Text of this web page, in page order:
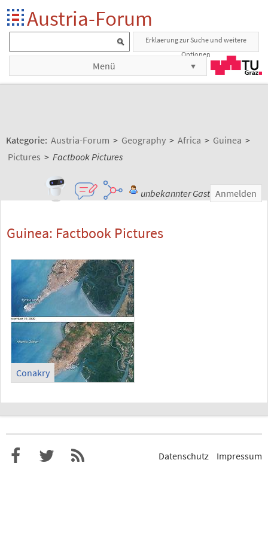
Austria-Forum
Erklaerung zur Suche und weitere
Optionen
Menü
Kategorie: Austria-Forum > Geography > Africa > Guinea >
Pictures > Factbook Pictures
unbekannter Gast Anmelden
Guinea: Factbook Pictures
Conakry
Datenschutz Impressum